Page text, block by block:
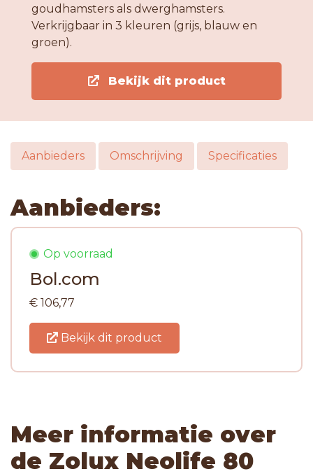
goudhamsters als dwerghamsters.
Verkrijgbaar in 3 kleuren (grijs, blauw en
groen).
Bekijk dit product
Aanbieders Omschrijving Specificaties
Aanbieders:
Op voorraad
Bol.com
€ 106,77
Bekijk dit product
Meer informatie over
de Zolux Neolife 80